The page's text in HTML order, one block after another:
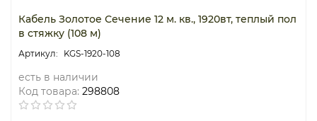
Кабель Золотое Сечение 12 м. кв., 1920вт, теплый пол
в стяжку (108 м)
KGS-1920-108
есть в наличии
Код товара: 298808